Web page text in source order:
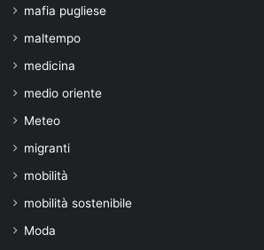
mafia pugliese
maltempo
medicina
medio oriente
Meteo
migranti
mobilità
mobilità sostenibile
Moda